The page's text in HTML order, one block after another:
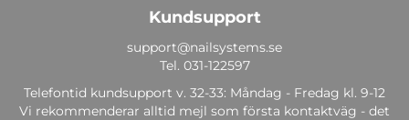
Kundsupport
support@nailsystems.se
Tel. 031-122597
Telefontid kundsupport v. 32-33: Måndag - Fredag kl. 9-12
Vi rekommenderar alltid mejl som första kontaktväg - det